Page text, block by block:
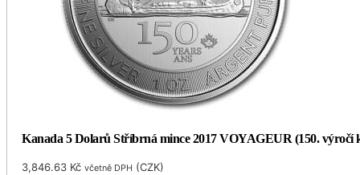
Kanada 5 Dolarů Stříbrná mince 2017 VOYAGEUR (150. výročí
3,846.63 Kč včetně DPH (CZK)